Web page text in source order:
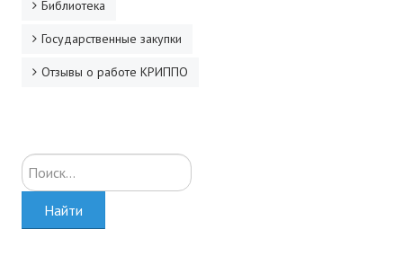
Библиотека
Государственные закупки
Отзывы о работе КРИППО
Искать...
Найти